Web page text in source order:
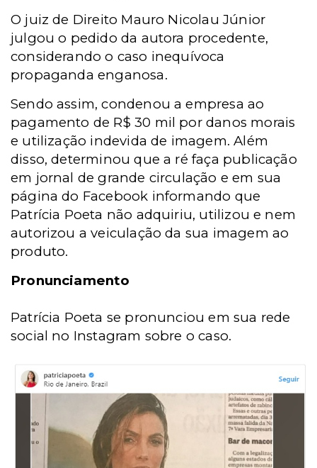
O juiz de Direito Mauro Nicolau Júnior
julgou o pedido da autora procedente,
considerando o caso inequívoca
propaganda enganosa.
Sendo assim, condenou a empresa ao
pagamento de R$ 30 mil por danos morais
e utilização indevida de imagem. Além
disso, determinou que a ré faça publicação
em jornal de grande circulação e em sua
página do Facebook informando que
Patrícia Poeta não adquiriu, utilizou e nem
autorizou a veiculação da sua imagem ao
produto.
Pronunciamento
Patrícia Poeta se pronunciou em sua rede
social no Instagram sobre o caso.